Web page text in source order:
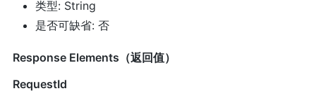
类型: String
是否可缺省: 否
Response Elements（返回值）
RequestId